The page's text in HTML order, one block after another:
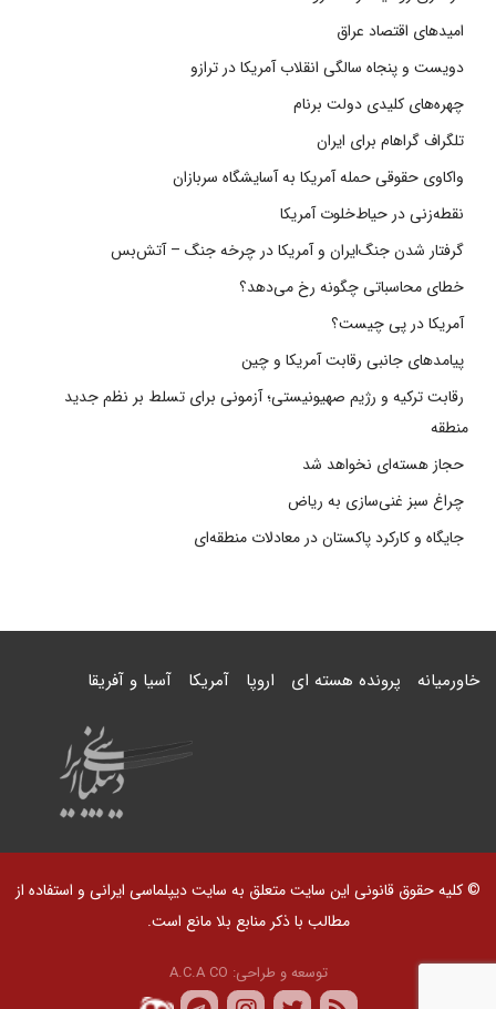
امیدهای اقتصاد عراق
دویست و پنجاه سالگی انقلاب آمریکا در ترازو
چهره‌های کلیدی دولت برنام
تلگراف گراهام برای ایران
واکاوی حقوقی حمله آمریکا به آسایشگاه سربازان
نقطه‌زنی در حیاط‌خلوت آمریکا
گرفتار شدن جنگ‌ایران و آمریکا در چرخه جنگ – آتش‌بس
خطای محاسباتی چگونه رخ می‌دهد؟
آمریکا در پی چیست؟
پیامدهای جانبی رقابت آمریکا و چین
رقابت ترکیه و رژیم صهیونیستی؛ آزمونی برای تسلط بر نظم جدید
منطقه
حجاز هسته‌ای نخواهد شد
چراغ سبز غنی‌سازی به ریاض
جایگاه و کارکرد پاکستان در معادلات منطقه‌ای
خاورمیانه پرونده هسته ای اروپا آمریکا آسیا و آفریقا
© کلیه حقوق قانونی این سایت متعلق به سایت دیپلماسی ایرانی و استفاده از
مطالب با ذکر منابع بلا مانع است.
توسعه و طراحی: A.C.A CO